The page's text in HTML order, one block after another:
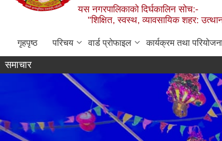
यस नगरपालिकाको दिर्घकालिन सोच:-
"शिक्षित, स्वस्थ, व्यावसायिक शहर:
गृहपृष्ठ परिचय वार्ड प्रोफाइल कार्यक्रम तथा
समाचार